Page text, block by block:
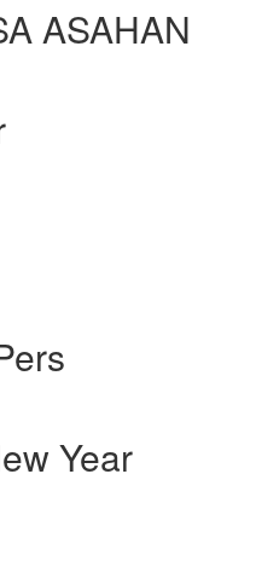
ASAHAN
Year